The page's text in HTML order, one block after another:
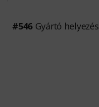
#546Gyártó